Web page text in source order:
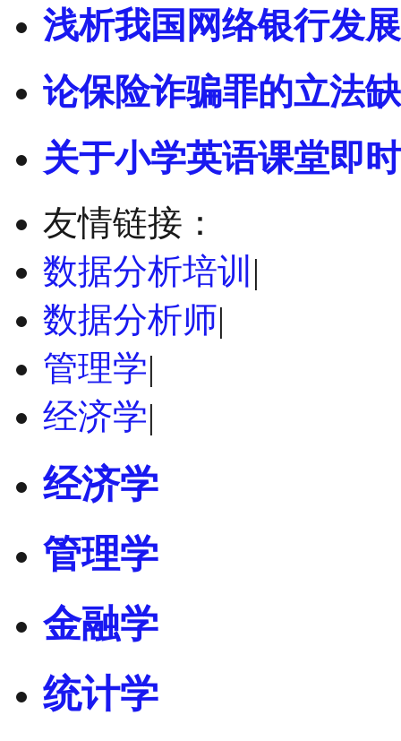
浅析我国网络银行发
论保险诈骗罪的立法
关于小学英语课堂即
友情链接：
数据分析培训 |
数据分析师|
管理学|
经济学|
经济学
管理学
金融学
统计学